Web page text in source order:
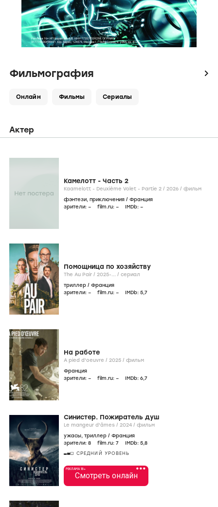
Фильмография icon
Онлайн Фильмы Сериалы
Актер
Камелотт - Часть 2
Kaamelott - Deuxième Volet - Partie 2 / 2026 / фильм
фэнтези, приключения / Франция
зрители: – film.ru: – IMDb: –
Помощница по хозяйству
The Au Pair / 2025-... / сериал
триллер / Франция
зрители: – film.ru: – IMDb: 5,7
На работе
A pied d'oeuvre / 2025 / фильм
Франция
зрители: – film.ru: – IMDb: 6,7
Синистер. Пожиратель душ
Le mangeur d'âmes / 2024 / фильм
ужасы, триллер / Франция
зрители: 8 film.ru: 7 IMDb: 5,8
СРЕДНИЙ УРОВЕНЬ
•••
РЕКЛАМА 18+
Смотреть онлайн